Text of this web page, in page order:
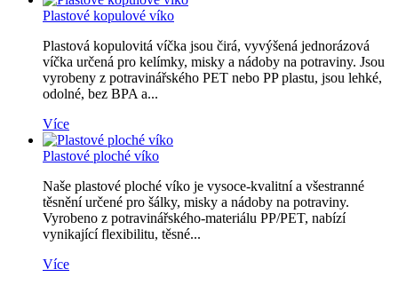
Plastové kopulové víko
Plastová kopulovitá víčka jsou čirá, vyvýšená jednorázová
víčka určená pro kelímky, misky a nádoby na potraviny. Jsou
vyrobeny z potravinářského PET nebo PP plastu, jsou lehké,
odolné, bez BPA a...
Více
Plastové ploché víko
Naše plastové ploché víko je vysoce-kvalitní a všestranné
těsnění určené pro šálky, misky a nádoby na potraviny.
Vyrobeno z potravinářského-materiálu PP/PET, nabízí
vynikající flexibilitu, těsné...
Více